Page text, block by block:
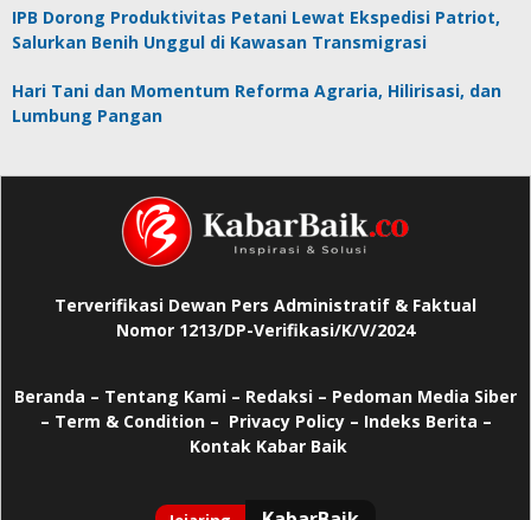
IPB Dorong Produktivitas Petani Lewat Ekspedisi Patriot,
Salurkan Benih Unggul di Kawasan Transmigrasi
Hari Tani dan Momentum Reforma Agraria, Hilirisasi, dan
Lumbung Pangan
Terverifikasi Dewan Pers Administratif & Faktual
Nomor 1213/DP-Verifikasi/K/V/2024
Beranda – Tentang Kami – Redaksi – Pedoman Media Siber
– Term & Condition – Privacy Policy– Indeks Berita –
Kontak Kabar Baik